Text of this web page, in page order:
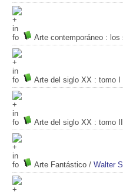
Arte contemporáneo :
Arte del siglo XX : tomo I
Arte del siglo XX : tomo II
Arte Fantástico / Walter